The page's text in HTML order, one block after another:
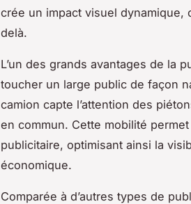
crée un impact visuel
delà.
L’un des grands avantages de la
toucher un large public de façon
camion capte l’attention des
en commun. Cette mobilité
publicitaire, optimisant ainsi la
économique.
Comparée à d’autres types de